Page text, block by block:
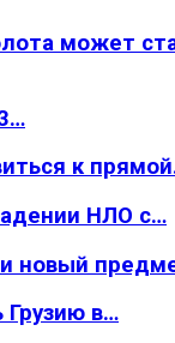
может
к
НЛО с…
и новый
Грузию в…